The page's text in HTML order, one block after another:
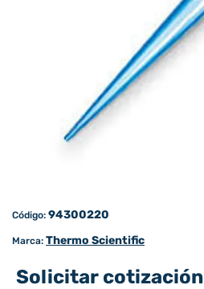
Código: 94300220
Marca: Thermo Scientific
Solicitar cotización